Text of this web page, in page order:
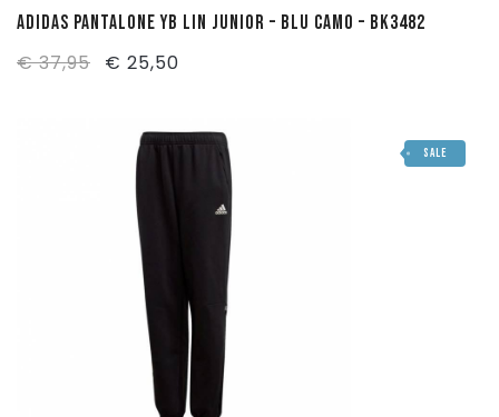
ADIDAS PANTALONE YB LIN JUNIOR – BLU CAMO – BK3482
€37,95
Il
originale
era:
€ 37,95.
€ 25,50
attuale
SALE